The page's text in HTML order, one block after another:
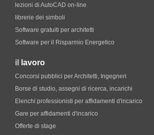
lezioni di AutoCAD on-line
librerie dei simboli
Software gratuiti per architetti
Software per il Risparmio Energetico
il lavoro
Concorsi pubblici per Architetti, Ingegneri
Borse di studio, assegni di ricerca, incarichi
Elenchi professionisti per affidamenti d'incarico
Gare per affidamenti d'incarico
Offerte di stage